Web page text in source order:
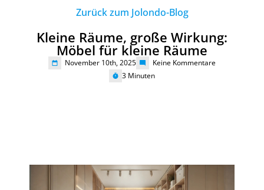
Zurück zum Jolondo-Blog
Kleine Räume, große Wirkung:
Möbel für kleine Räume
November 10th, 2025
Keine Kommentare
3 Minuten